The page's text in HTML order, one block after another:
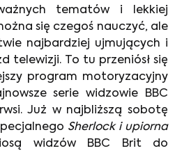
tematów i lekkiej
się czegoś nauczyć, ale
najbardziej ujmujących i
telewizji. To tu przeniósł się
program motoryzacyjny
serie widzowie BBC
Już w najbliższą sobotę
Sherlock i upiorna
widzów BBC Brit do